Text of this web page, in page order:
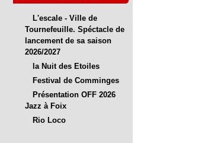
L'escale - Ville de
Tournefeuille. Spéctacle de
lancement de sa saison
2026/2027
la Nuit des Etoiles
Festival de Comminges
Présentation OFF 2026
Jazz à Foix
Rio Loco